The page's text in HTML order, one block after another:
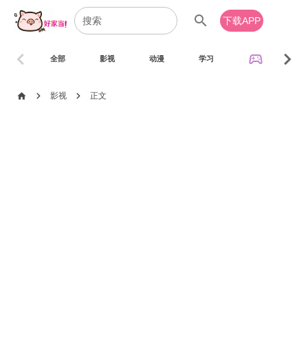
search 下载APP
全部 影视 动漫 学习 sports_esports
chevron_left chevron_right
home chevron_right 影视 chevron_right 正文